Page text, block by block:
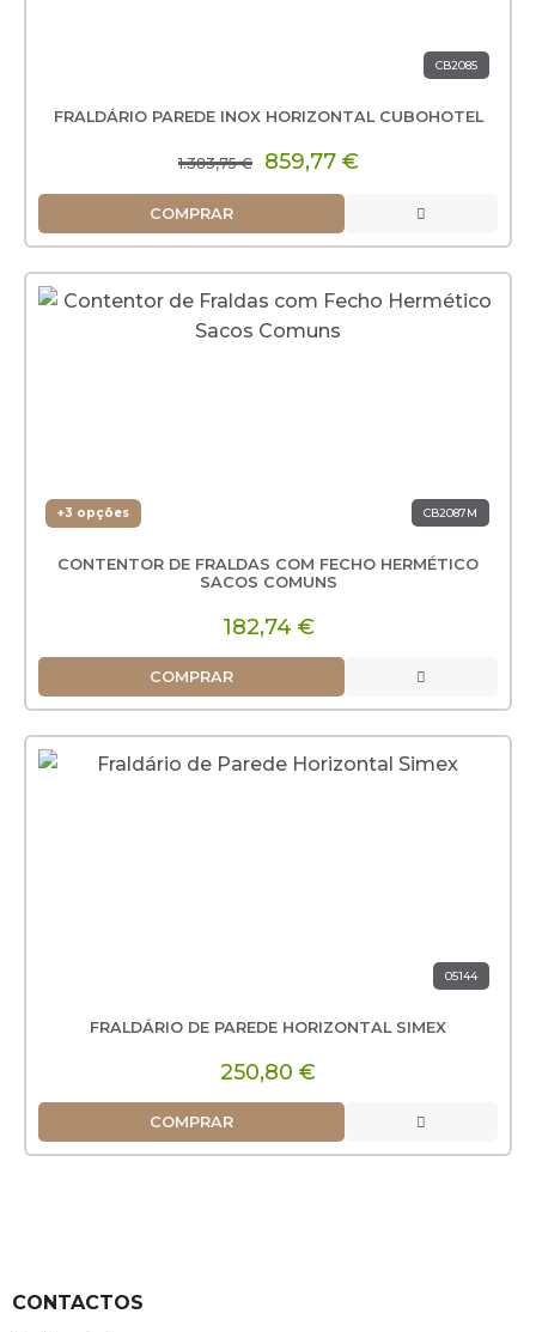
CB2085
FRALDÁRIO PAREDE INOX HORIZONTAL CUBOHOTEL
1.383,75 € 859,77 €
COMPRAR
+3 opções CB2087M
CONTENTOR DE FRALDAS COM FECHO HERMÉTICO
SACOS COMUNS
182,74 €
COMPRAR
05144
FRALDÁRIO DE PAREDE HORIZONTAL SIMEX
250,80 €
COMPRAR
CONTACTOS